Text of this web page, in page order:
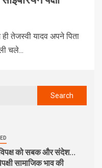
तेजस्‍वी यादव अपने पिता
चले...
को सबक और संदेश…
सामाजिक भाव की